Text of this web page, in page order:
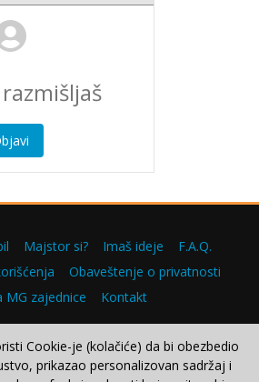
Majstor si? Imaš ideje
F.A.Q.
Obaveštenje o privatnosti
MG zajednice
Kontakt
© 2000–2026.
Cookie-je (kolačiće) da bi obezbedio
prikazao personalizovan sadržaj i